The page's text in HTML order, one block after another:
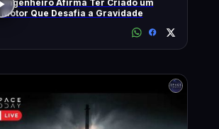
Engenheiro Afirma Ter Criado um
Motor Que Desafia a Gravidade